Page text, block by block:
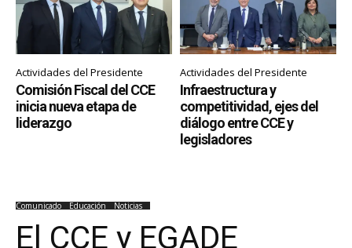
Actividades del Presidente
Comisión Fiscal del CCE
inicia nueva etapa de
liderazgo
Actividades del Presidente
Infraestructura y
competitividad, ejes del
diálogo entre CCE y
legisladores